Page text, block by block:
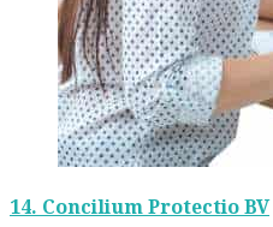
14. Concilium Protectio BV